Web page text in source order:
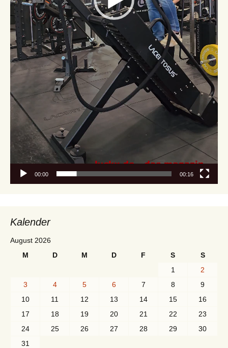
00:00 00:16
Kalender
August 2026
M
D M D F S
S
1
2
3
4 5 6 7 8
9
10
11 12 13 14 15
16
17
18 19 20 21 22
23
24
25 26 27 28 29
30
31